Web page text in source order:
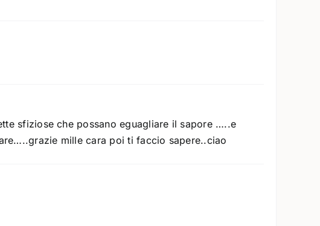
sfiziose che possano eguagliare il sapore …..e
mille cara poi ti faccio sapere..ciao